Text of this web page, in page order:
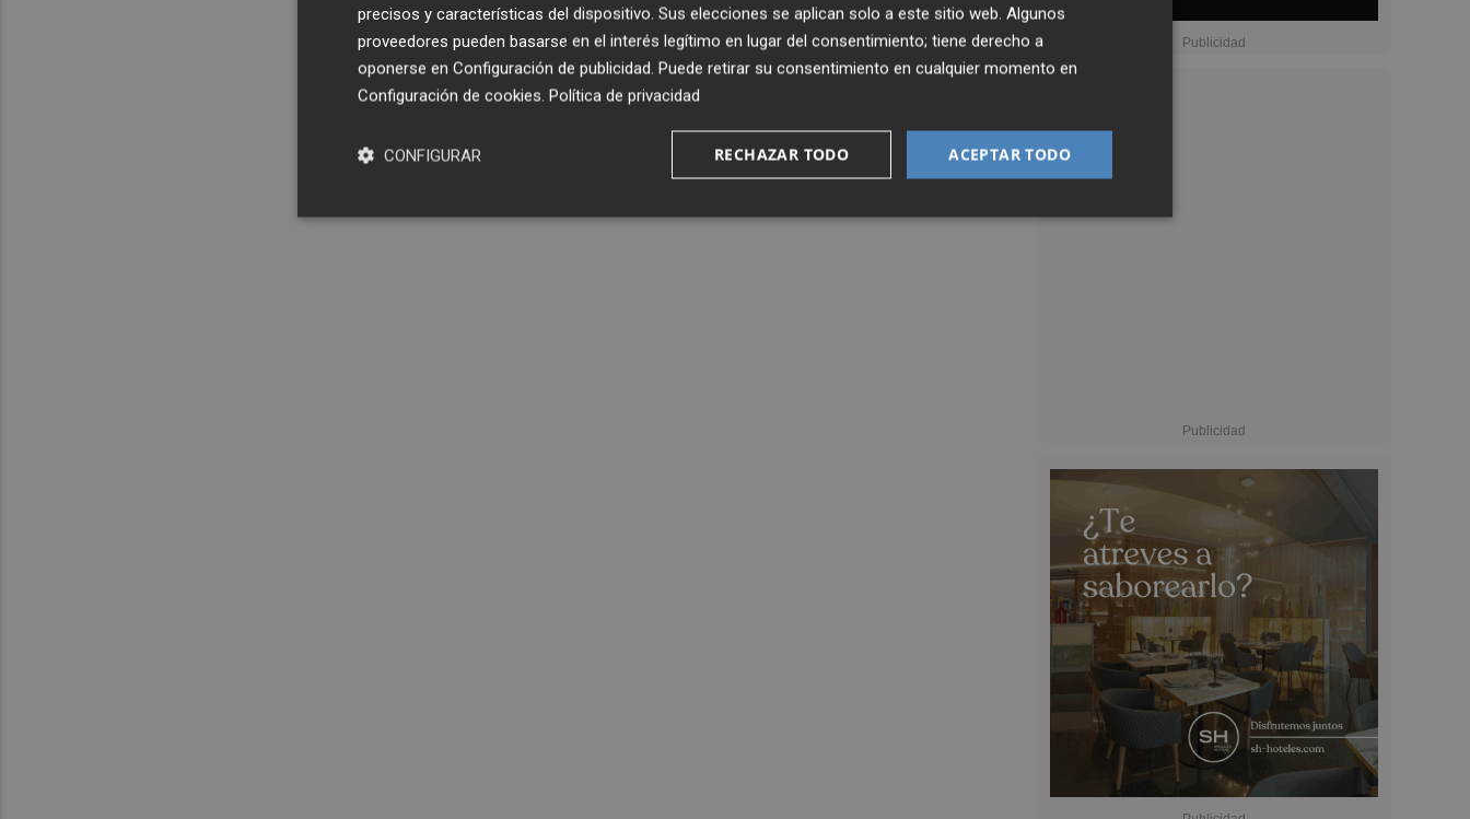
precisos y características del dispositivo. Sus elecciones se aplican solo a este sitio web. Algunos
proveedores pueden basarse en el interés legítimo en lugar del consentimiento; tiene derecho a
oponerse en Configuración de publicidad. Puede retirar su consentimiento en cualquier momento en
Configuración de cookies. Política de privacidad
ACEPTAR TODO
RECHAZAR TODO
CONFIGURAR